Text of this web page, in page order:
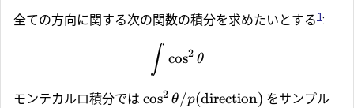
全ての方向に関する次の関数の積分を求めたいとする 1:
∫ cos2 θ
モンテカルロ積分では cos2 θ/p(direction) をサンプル